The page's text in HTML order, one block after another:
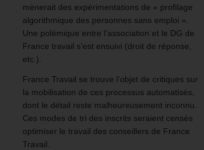
mènerait des expérimentations de « profilage
algorithmique des personnes sans emploi ».
Une polémique entre l’association et le DG de
France travail s’est ensuivi (droit de réponse,
etc.).
France Travail se trouve l’objet de critiques sur
la mobilisation de ces processus automatisés,
dont le détail reste malheureusement inconnu.
Ces modes de tri des inscrits seraient censés
optimiser le travail des conseillers de France
Travail.